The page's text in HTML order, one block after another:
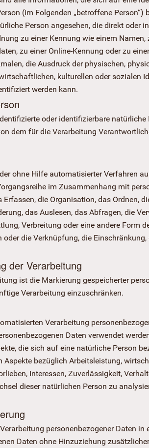
(im Folgenden „betroffene Person“)
Person angesehen, die direkt oder
zu einer Kennung wie einem Namen,
zu einer Online-Kennung oder zu
die Ausdruck der physischen,
kulturellen oder sozialen
werden kann.
oder identifizierbare natürliche
dem für die Verarbeitung
ohne Hilfe automatisierter Verfahren
im Zusammenhang mit
Erfassen, die Organisation, das Ordnen,
das Auslesen, das Abfragen, die
Verbreitung oder eine andere Form
oder die Verknüpfung, die
der Verarbeitung
ist die Markierung gespeicherter
Verarbeitung einzuschränken.
Verarbeitung
Daten verwendet
die sich auf eine natürliche Person
Aspekte bezüglich Arbeitsleistung,
Interessen, Zuverlässigkeit,
dieser natürlichen Person zu
personenbezogener Daten in
Daten ohne Hinzuziehung